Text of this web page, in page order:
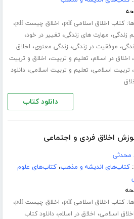
کتاب اخلاق اسلامی pdf ، اخلاق چیست pdf ،
زندگی، مهارت های زندگی، تغییر در خود،
، موفقیت در زندگی، زندگی معنوی، اخلاق
، اخلاق در اسلام، تعلیم و تربیت، اخلاق و تربیت
، تربیت اسلامی، تعلیم و تربیت اسلامی،دانلود
دانلود کتاب
اخلاق فردی و اجتماعی
محدثی
کتاب‌های اندیشه و مذهب،کتاب‌های علوم
کتاب اخلاق اسلامی pdf ، اخلاق چیست pdf ،
اخلاق اسلامی، اخلاق در اسلام،دانلود کتاب